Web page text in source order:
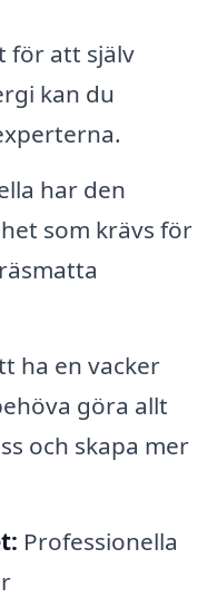
för att själv
kan du
har den
som krävs för
ha en vacker
göra allt
och skapa mer
Professionella